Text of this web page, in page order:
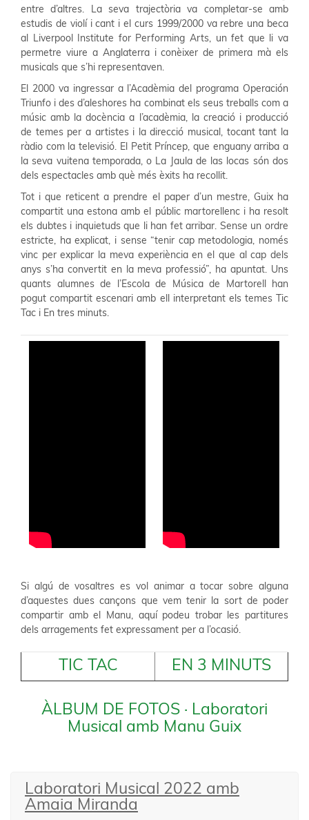
entre d’altres. La seva trajectòria va completar-se amb
estudis de violí i cant i el curs 1999/2000 va rebre una beca
al Liverpool Institute for Performing Arts, un fet que li va
permetre viure a Anglaterra i conèixer de primera mà els
musicals que s’hi representaven.
El 2000 va ingressar a l’Acadèmia del programa Operación
Triunfo i des d’aleshores ha combinat els seus treballs com a
músic amb la docència a l’acadèmia, la creació i producció
de temes per a artistes i la direcció musical, tocant tant la
ràdio com la televisió. El Petit Príncep, que enguany arriba a
la seva vuitena temporada, o La Jaula de las locas són dos
dels espectacles amb què més èxits ha recollit.
Tot i que reticent a prendre el paper d’un mestre, Guix ha
compartit una estona amb el públic martorellenc i ha resolt
els dubtes i inquietuds que li han fet arribar. Sense un ordre
estricte, ha explicat, i sense “tenir cap metodologia, només
vinc per explicar la meva experiència en el que al cap dels
anys s’ha convertit en la meva professió”, ha apuntat. Uns
quants alumnes de l’Escola de Música de Martorell han
pogut compartit escenari amb ell interpretant els temes Tic
Tac i En tres minuts.
Si algú de vosaltres es vol animar a tocar sobre alguna
d’aquestes dues cançons que vem tenir la sort de poder
compartir amb el Manu, aquí podeu trobar les partitures
dels arragements fet expressament per a l’ocasió.
TIC TAC EN 3 MINUTS
ÀLBUM DE FOTOS · Laboratori
Musical amb Manu Guix
Laboratori Musical 2022 amb
Amaia Miranda